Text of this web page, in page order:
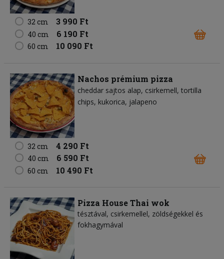
32 cm 3 990 Ft
40 cm 6 190 Ft
60 cm 10 090 Ft
Nachos prémium pizza
cheddar sajtos alap csirkemell tortilla
chips kukorica jalapeno
32 cm 4 290 Ft
40 cm 6 590 Ft
60 cm 10 490 Ft
Pizza House Thai wok
tésztával, csirkemellel, zöldségekkel és
fokhagymával